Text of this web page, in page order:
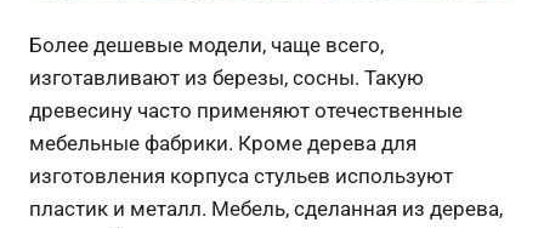
Более дешевые модели, чаще всего,
изготавливают из березы, сосны. Такую
древесину часто применяют отечественные
мебельные фабрики. Кроме дерева для
изготовления корпуса стульев используют
пластик и металл. Мебель, сделанная из дерева,